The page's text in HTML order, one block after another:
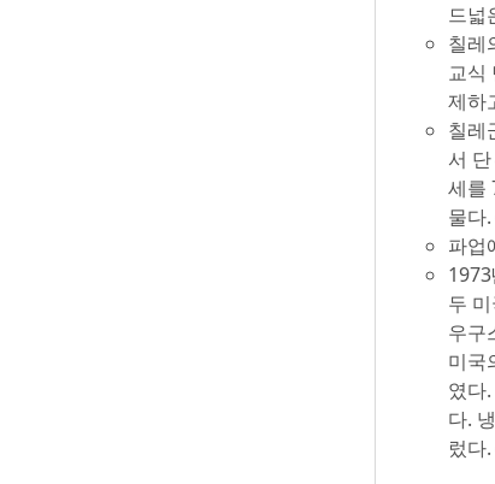
드넓
칠레
교식
제하
칠레
서
세를
물다
파업
두
우구
미국
였다
다.
렀다